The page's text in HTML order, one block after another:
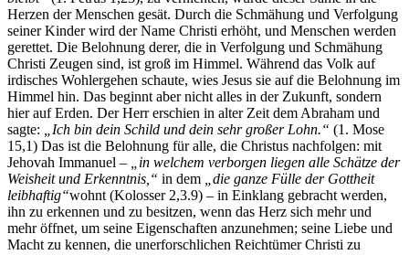
Herzen der Menschen gesät. Durch die Schmähung und Verfolgung
seiner Kinder wird der Name Christi erhöht, und Menschen werden
gerettet. Die Belohnung derer, die in Verfolgung und Schmähung
Christi Zeugen sind, ist groß im Himmel. Während das Volk auf
irdisches Wohlergehen schaute, wies Jesus sie auf die Belohnung im
Himmel hin. Das beginnt aber nicht alles in der Zukunft, sondern
hier auf Erden. Der Herr erschien in alter Zeit dem Abraham und
sagte:
„Ich bin dein Schild und dein sehr großer Lohn.“ (1. Mose
15,1) Das ist die Belohnung für alle, die Christus nachfolgen: mit
Jehovah Immanuel –
„in welchem verborgen liegen alle Schätze der
Weisheit und Erkenntnis,“ in dem
„die ganze Fülle der Gottheit
leibhaftig“wohnt (Kolosser 2,3.9) – in Einklang gebracht werden,
ihn zu erkennen und zu besitzen, wenn das Herz sich mehr und
mehr öffnet, um seine Eigenschaften anzunehmen; seine Liebe und
Macht zu kennen, die unerforschlichen Reichtümer Christi zu